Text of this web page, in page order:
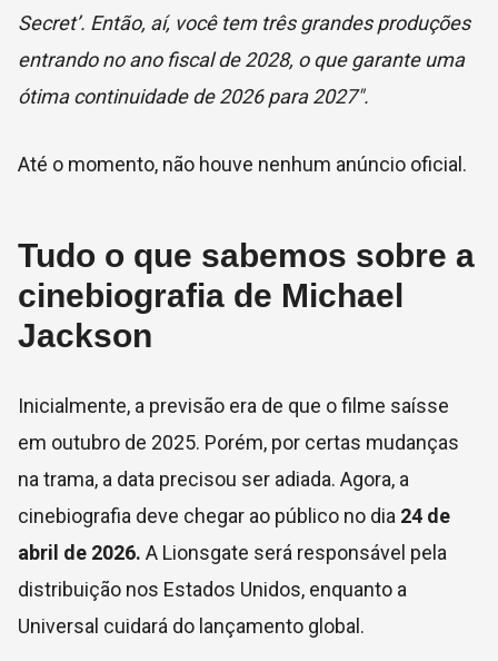
Secret’. Então, aí, você tem três grandes produções
entrando no ano fiscal de 2028, o que garante uma
ótima continuidade de 2026 para 2027″.
Até o momento, não houve nenhum anúncio oficial.
Tudo o que sabemos sobre a
cinebiografia de Michael
Jackson
Inicialmente, a previsão era de que o filme saísse
em outubro de 2025. Porém, por certas mudanças
na trama, a data precisou ser adiada. Agora, a
cinebiografia deve chegar ao público no dia 24 de
abril de 2026. A Lionsgate será responsável pela
distribuição nos Estados Unidos, enquanto a
Universal cuidará do lançamento global.